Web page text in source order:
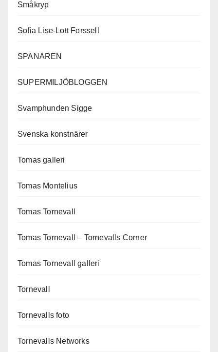
Småkryp
Sofia Lise-Lott Forssell
SPANAREN
SUPERMILJÖBLOGGEN
Svamphunden Sigge
Svenska konstnärer
Tomas galleri
Tomas Montelius
Tomas Tornevall
Tomas Tornevall – Tornevalls Corner
Tomas Tornevall galleri
Tornevall
Tornevalls foto
Tornevalls Networks